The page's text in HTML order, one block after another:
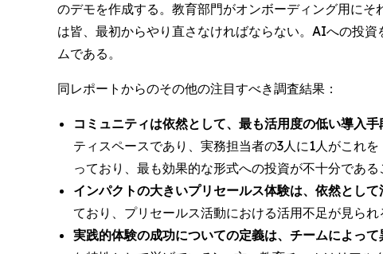
のデモを作成する。教育部門がオンボーディング用に
は皆、最初からやり直さなければならない。AIへの投
ムである。
同レポートからのその他の注目すべき調査結果：
コミュニティは依然として、最も活用度の低い導入手
ティスペースであり、実務担当者の3人に1人がこれ
っており、最も効果的な形式への投資が不十分である
インパクトの大きいプリセールス体験は、依然として
ており、プリセールス活動における活用不足が見られ
実践的体験の成功についての定義は、チームによって